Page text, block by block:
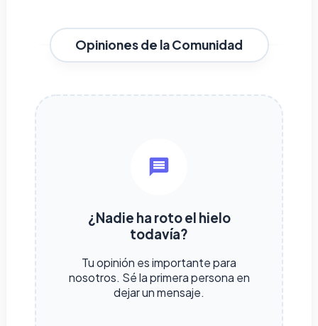
Opiniones de la Comunidad
¿Nadie ha roto el hielo
todavía?
Tu opinión es importante para
nosotros. Sé la primera persona en
dejar un mensaje.